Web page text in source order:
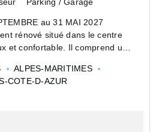
Parking / Garage
au 31 MAI 2027
rénové situé dans le centre
et confortable. Il comprend un
(four, plaques, lave...
ALPES-MARITIMES
COTE-D-AZUR